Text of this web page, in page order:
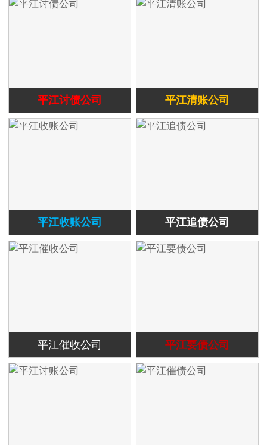
平江讨债公司 平江清账公司
平江收账公司 平江追债公司
平江催收公司 平江要债公司